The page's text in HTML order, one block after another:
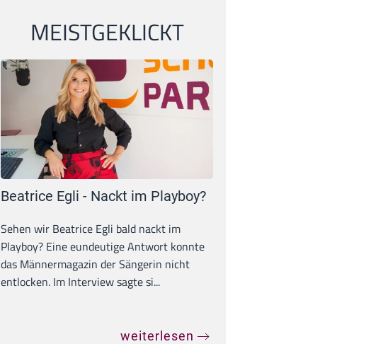
MEISTGEKLICKT
Beatrice Egli - Nackt im Playboy?
Sehen wir Beatrice Egli bald nackt im
Playboy? Eine eundeutige Antwort konnte
das Männermagazin der Sängerin nicht
entlocken. Im Interview sagte si...
weiterlesen